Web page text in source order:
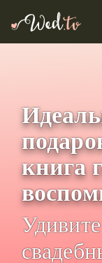
книга